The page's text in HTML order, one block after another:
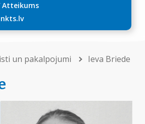
Atteikums
un pakalpojumi Ieva Briede